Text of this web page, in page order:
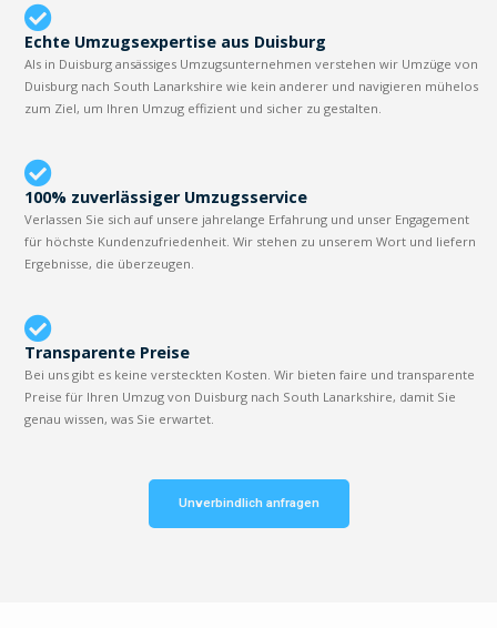
Echte Umzugsexpertise aus Duisburg
Als in Duisburg ansässiges Umzugsunternehmen verstehen wir Umzüge von
Duisburg nach South Lanarkshire wie kein anderer und navigieren mühelos
zum Ziel, um Ihren Umzug effizient und sicher zu gestalten.
100% zuverlässiger Umzugsservice
Verlassen Sie sich auf unsere jahrelange Erfahrung und unser Engagement
für höchste Kundenzufriedenheit. Wir stehen zu unserem Wort und liefern
Ergebnisse, die überzeugen.
Transparente Preise
Bei uns gibt es keine versteckten Kosten. Wir bieten faire und transparente
Preise für Ihren Umzug von Duisburg nach South Lanarkshire, damit Sie
genau wissen, was Sie erwartet.
Unverbindlich anfragen